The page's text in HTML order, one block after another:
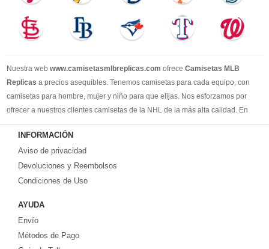
Nuestra web www.camisetasmlbreplicas.com ofrece Camisetas MLB
Replicas a precios asequibles. Tenemos camisetas para cada equipo, con
camisetas para hombre, mujer y niño para que elijas. Nos esforzamos por
ofrecer a nuestros clientes camisetas de la NHL de la más alta calidad. En
2025, brindaremos el mejor servicio y le permitiremos comprar los mejores
productos de camisetas de la NHL.
INFORMACIÓN
Aviso de privacidad
Devoluciones y Reembolsos
Condiciones de Uso
AYUDA
Envío
Métodos de Pago